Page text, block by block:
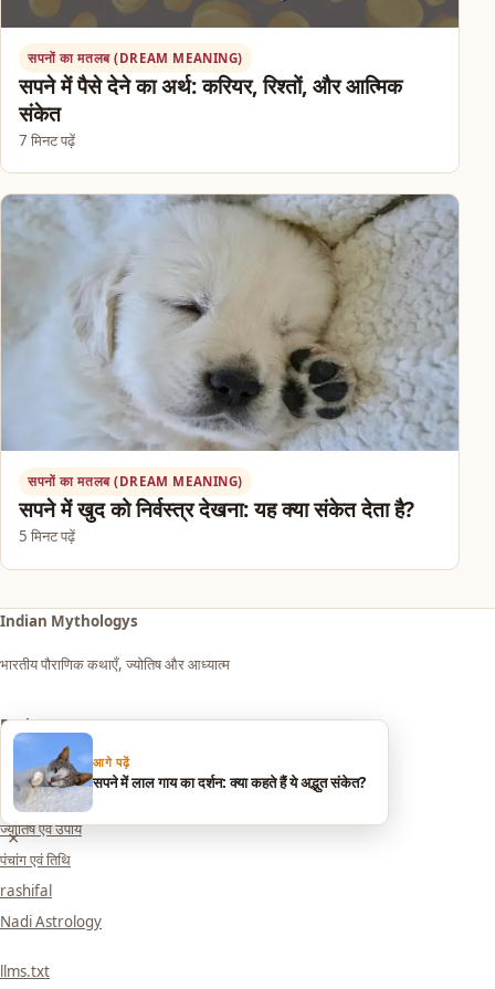
सपनों का मतलब (DREAM MEANING)
सपने में पैसे देने का अर्थ: करियर, रिश्तों, और आत्मिक
संकेत
7 मिनट पढ़ें
सपनों का मतलब (DREAM MEANING)
सपने में खुद को निर्वस्त्र देखना: यह क्या संकेत देता है?
5 मिनट पढ़ें
आगे पढ़ें
सपने में लाल गाय का दर्शन: क्या कहते हैं ये अद्भुत संकेत?
×
Indian Mythologys
भारतीय पौराणिक कथाएँ, ज्योतिष और आध्यात्म
Explore
आध्यात्म एवं धर्म
सपनों का मतलब (Dream Meaning)
ज्योतिष एवं उपाय
पंचांग एवं तिथि
rashifal
Nadi Astrology
llms.txt